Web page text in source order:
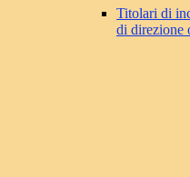
Titolari di
di direzione